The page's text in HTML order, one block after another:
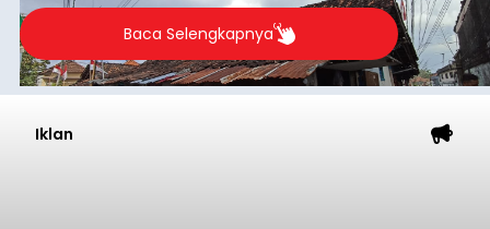
merosot ke kategori miskin.
Baca Selengkapnya
Iklan